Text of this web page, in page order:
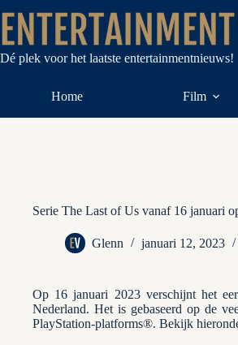
naar
de
inhoud
Dé plek voor het laatste entertainmentnieuws!
Home Film
Serie The Last of Us vanaf 16 januari
Glenn januari 12, 2023
Op 16 januari 2023 verschijnt het
Nederland. Het is gebaseerd op de
PlayStation-platforms®. Bekijk